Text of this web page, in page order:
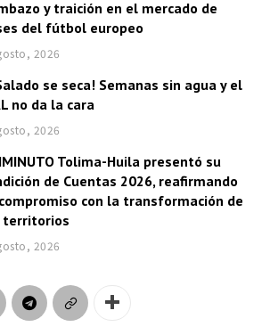
y traición en el mercado de
del fútbol europeo
2026
se seca! Semanas sin agua y el
no da la cara
2026
Tolima-Huila presentó su
de Cuentas 2026, reafirmando
con la transformación de
territorios
2026